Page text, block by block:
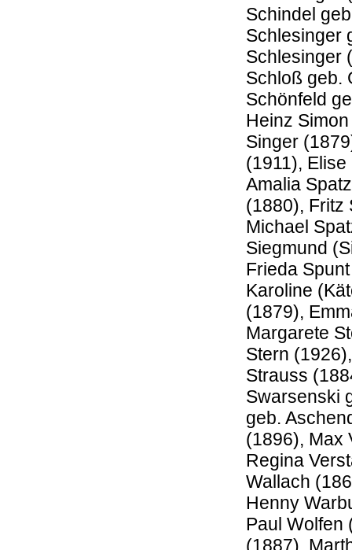
Schindel
Schlesinger
Schlesinger
Schloß geb.
Schönfeld
Heinz
Singer
(1911),
Amalia
(1880), Fritz
Michael
Siegmund
Frieda
Karoline
(1879),
Margarete
Stern
Strauss
Swarsenski
geb.
(1896), Max
Regina
Wallach
Henny
Paul Wolfen
(1887),